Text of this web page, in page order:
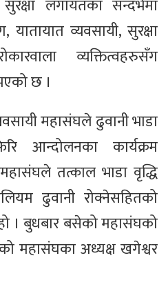
लगायतका सन्दर्भमा
यातायात व्यवसायी, सुरक्षा
व्यक्तित्वहरुसँग
छ ।​
महासंघले ढुवानी भाडा
आन्दोलनका कार्यक्रम
तत्काल भाडा वृद्धि
ढुवानी रोक्नेसहितको
। बुधबार बसेको महासंघको
महासंघका अध्यक्ष खगेश्वर